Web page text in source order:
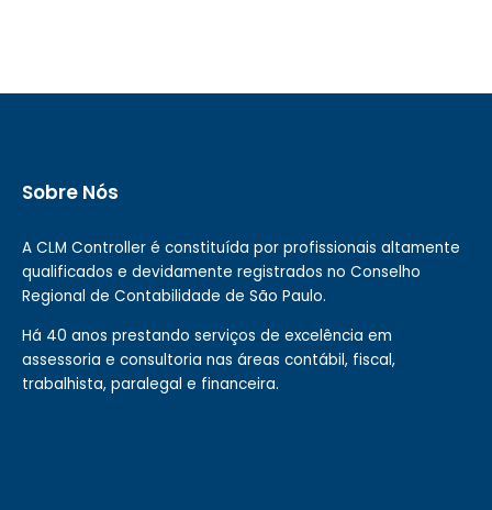
Sobre Nós
A CLM Controller é constituída por profissionais altamente
qualificados e devidamente registrados no Conselho
Regional de Contabilidade de São Paulo.
Há 40 anos prestando serviços de excelência em
assessoria e consultoria nas áreas contábil, fiscal,
trabalhista, paralegal e financeira.